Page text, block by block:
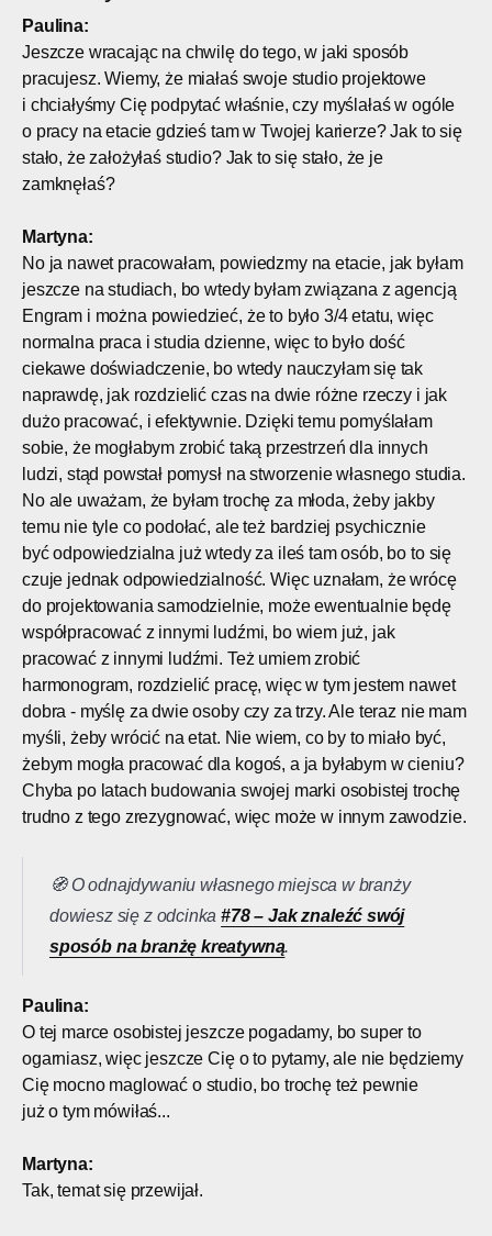
Paulina:
Jeszcze wracając na chwilę do tego, w jaki sposób
pracujesz. Wiemy, że miałaś swoje studio projektowe
i chciałyśmy Cię podpytać właśnie, czy myślałaś w ogóle
o pracy na etacie gdzieś tam w Twojej karierze? Jak to się
stało, że założyłaś studio? Jak to się stało, że je
zamknęłaś?
Martyna:
No ja nawet pracowałam, powiedzmy na etacie, jak byłam
jeszcze na studiach, bo wtedy byłam związana z agencją
Engram i można powiedzieć, że to było 3/4 etatu, więc
normalna praca i studia dzienne, więc to było dość
ciekawe doświadczenie, bo wtedy nauczyłam się tak
naprawdę, jak rozdzielić czas na dwie różne rzeczy i jak
dużo pracować, i efektywnie. Dzięki temu pomyślałam
sobie, że mogłabym zrobić taką przestrzeń dla innych
ludzi, stąd powstał pomysł na stworzenie własnego studia.
No ale uważam, że byłam trochę za młoda, żeby jakby
temu nie tyle co podołać, ale też bardziej psychicznie
być odpowiedzialna już wtedy za ileś tam osób, bo to się
czuje jednak odpowiedzialność. Więc uznałam, że wrócę
do projektowania samodzielnie, może ewentualnie będę
współpracować z innymi ludźmi, bo wiem już, jak
pracować z innymi ludźmi. Też umiem zrobić
harmonogram, rozdzielić pracę, więc w tym jestem nawet
dobra - myślę za dwie osoby czy za trzy. Ale teraz nie mam
myśli, żeby wrócić na etat. Nie wiem, co by to miało być,
żebym mogła pracować dla kogoś, a ja byłabym w cieniu?
Chyba po latach budowania swojej marki osobistej trochę
trudno z tego zrezygnować, więc może w innym zawodzie.
🧭 O odnajdywaniu własnego miejsca w branży
dowiesz się z odcinka#78 – Jak znaleźć swój
sposób na branżę kreatywną.
Paulina:
O tej marce osobistej jeszcze pogadamy, bo super to
ogarniasz, więc jeszcze Cię o to pytamy, ale nie będziemy
Cię mocno maglować o studio, bo trochę też pewnie
już o tym mówiłaś...
Martyna:
Tak, temat się przewijał.